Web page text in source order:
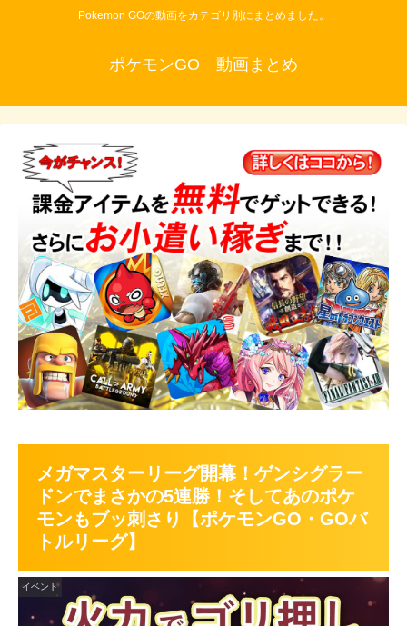
Pokemon GOの動画をカテゴリ別にまとめました。
ポケモンGO 動画まとめ
メガマスターリーグ開幕！ゲンシグラー
ドンでまさかの5連勝！そしてあのポケ
モンもブッ刺さり【ポケモンGO・GOバ
トルリーグ】
イベント